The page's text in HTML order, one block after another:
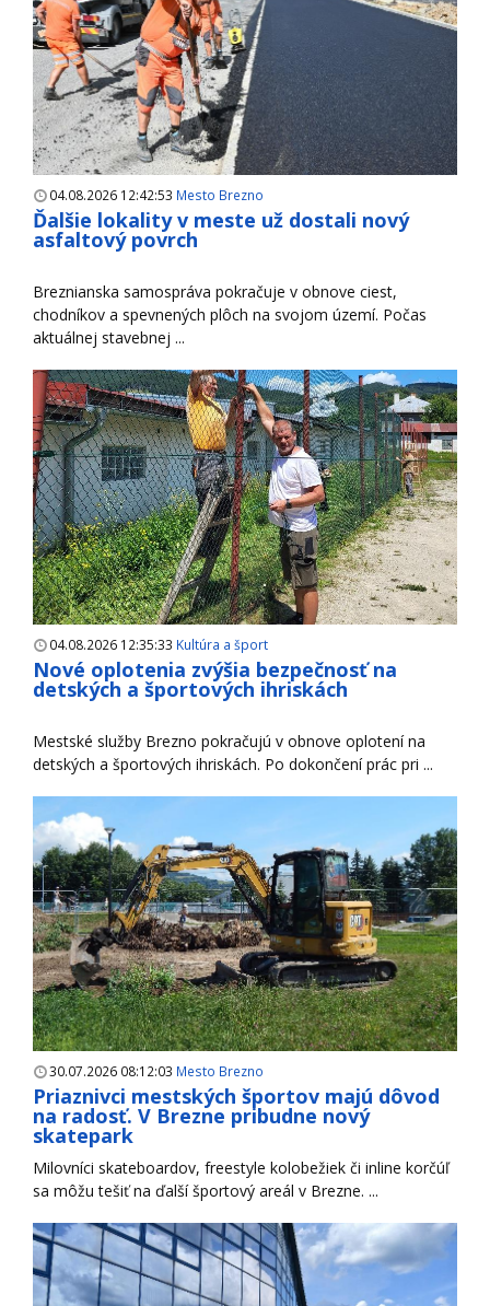
04.08.2026 12:42:53 Mesto Brezno
Ďalšie lokality v meste už dostali nový
asfaltový povrch
Breznianska samospráva pokračuje v obnove ciest,
chodníkov a spevnených plôch na svojom území. Počas
aktuálnej stavebnej ...
04.08.2026 12:35:33 Kultúra a šport
Nové oplotenia zvýšia bezpečnosť na
detských a športových ihriskách
Mestské služby Brezno pokračujú v obnove oplotení na
detských a športových ihriskách. Po dokončení prác pri ...
30.07.2026 08:12:03 Mesto Brezno
Priaznivci mestských športov majú dôvod
na radosť. V Brezne pribudne nový
skatepark
Milovníci skateboardov, freestyle kolobežiek či inline korčúľ
sa môžu tešiť na ďalší športový areál v Brezne. ...